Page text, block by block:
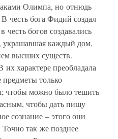
Олимпа, но отнюдь
честь бога Фидий создал
честь богов создавались
украшавшая каждый дом,
высших существ.
характере преобладала
только
чтобы можно было тешить
чтобы дать пищу
сознание – этого они
так же позднее